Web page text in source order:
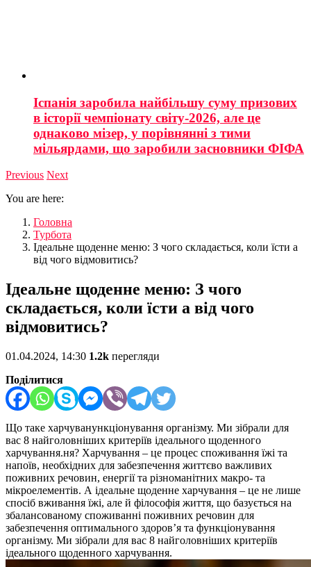
Іспанія заробила найбільшу суму призових
в історії чемпіонату світу-2026, але це
однаково мізер, у порівнянні з тими
мільярдами, що заробили засновники ФІФА
Previous Next
You are here:
Головна
Турбота
Ідеальне щоденне меню: З чого складається, коли їсти а
від чого відмовитись?
Ідеальне щоденне меню: З чого
складається, коли їсти а від чого
відмовитись?
01.04.2024, 14:30 1.2k перегляди
Поділитися
Що таке харчуванункціонування організму. Ми зібрали для
вас 8 найголовніших критеріїв ідеального щоденного
харчування.ня? Харчування – це процес споживання їжі та
напоїв, необхідних для забезпечення життєво важливих
поживних речовин, енергії та різноманітних макро- та
мікроелементів. А ідеальне щоденне харчування – це не лише
спосіб вживання їжі, але й філософія життя, що базується на
збалансованому споживанні поживних речовин для
забезпечення оптимального здоров’я та функціонування
організму. Ми зібрали для вас 8 найголовніших критеріїв
ідеального щоденного харчування.